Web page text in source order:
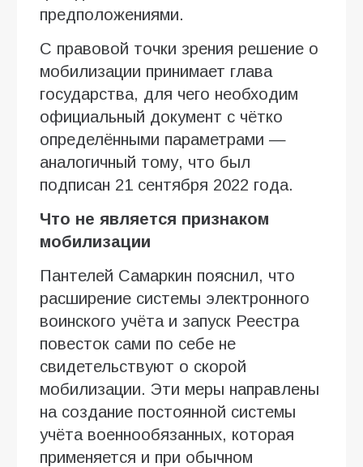
предположениями.
С правовой точки зрения решение о
мобилизации принимает глава
государства, для чего необходим
официальный документ с чётко
определёнными параметрами —
аналогичный тому, что был
подписан 21 сентября 2022 года.
Что не является признаком
мобилизации
Пантелей Самаркин пояснил, что
расширение системы электронного
воинского учёта и запуск Реестра
повесток сами по себе не
свидетельствуют о скорой
мобилизации. Эти меры направлены
на создание постоянной системы
учёта военнообязанных, которая
применяется и при обычном